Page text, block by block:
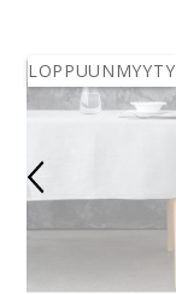
LOPPUUNMYYTY